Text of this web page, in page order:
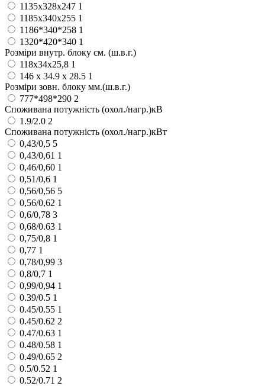
1135x328x247 1
1185x340x255 1
1186*340*258 1
1320*420*340 1
Розміри внутр. блоку см. (ш.в.г.)
118x34x25,8 1
146 х 34.9 х 28.5 1
Розміри зовн. блоку мм.(ш.в.г.)
777*498*290 2
Споживана потужність (охол./нагр.)кВ
1.9/2.0 2
Споживана потужність (охол./нагр.)кВт
0,43/0,5 5
0,43/0,61 1
0,46/0,60 1
0,51/0,6 1
0,56/0,56 5
0,56/0,62 1
0,6/0,78 3
0,68/0.63 1
0,75/0,8 1
0,77 1
0,78/0,99 3
0,8/0,7 1
0,99/0,94 1
0.39/0.5 1
0.45/0.55 1
0.45/0.62 2
0.47/0.63 1
0.48/0.58 1
0.49/0.65 2
0.5/0.52 1
0.52/0.71 2